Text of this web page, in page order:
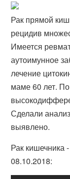
Рак прямой
рецидив
Имеется
аутоимунное
лечение
маме 60 лет.
Сделали
выявлено.
Рак кишечника
08.10.2018: